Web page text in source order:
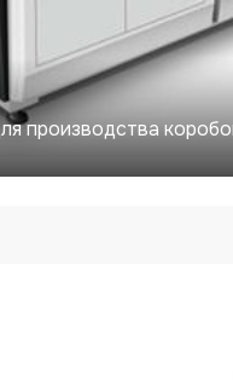
производства